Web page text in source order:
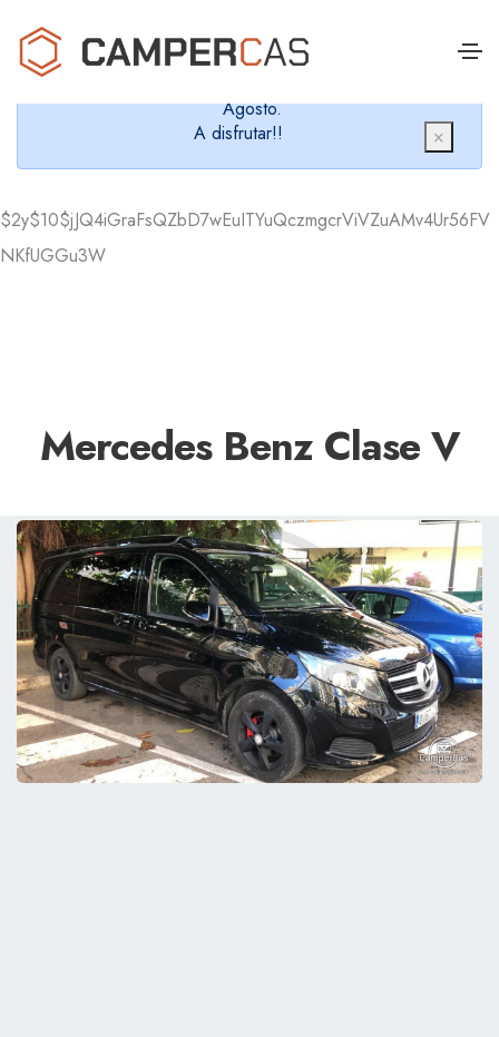
Cerramos en verano, que nos queremos dar un
chapuzón y refrescarnos.
Agosto.
A disfrutar!!
×
$2y$10$jJQ4iGraFsQZbD7wEuITYuQczmgcrViVZuAMv4Ur56FV
NKfUGGu3W
Mercedes Benz Clase V